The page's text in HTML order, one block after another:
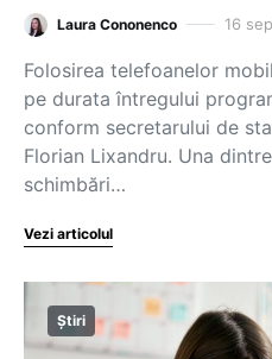
Laura Cononenco 16
Folosirea telefoanelor
pe durata întregului
conform secretarului de
Florian Lixandru. Una
schimbări…
Vezi articolul
Știri